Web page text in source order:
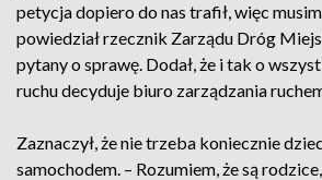
petycja dopiero do nas trafił, więc
powiedział rzecznik Zarządu Dróg
pytany o sprawę. Dodał, że i tak o
ruchu decyduje biuro zarządzania
Zaznaczył, że nie trzeba koniecznie
samochodem. – Rozumiem, że są